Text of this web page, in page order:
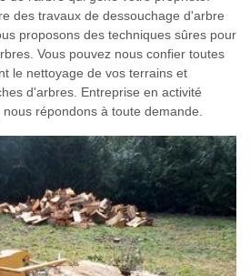
des travaux de dessouchage d'arbre
proposons des techniques sûres pour
Vous pouvez nous confier toutes
le nettoyage de vos terrains et
d'arbres. Entreprise en activité
répondons à toute demande.